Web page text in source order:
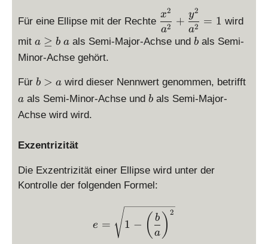
Für eine Ellipse mit der Rechte
\
d
is
y
st
yl
c
^
2
}
a2
x2
+
a2
y2
= 1 wird
mit a
\
e
a ≥ b a
a als Semi-Major-Achse undb
b als Semi-
Minor-Achse gehört.
Für b
>
b > a wird dieser Nennwert genommen, betrifft
a als Semi-Minor-Achse und b
b als Semi-Major-
Achse wird wird.
Exzentrizität
Die Exzentrizität einer Ellipse wird unter der
Kontrolle der folgenden Formel:
\displaystyle e =
e = 1 − ( a
b ) 2